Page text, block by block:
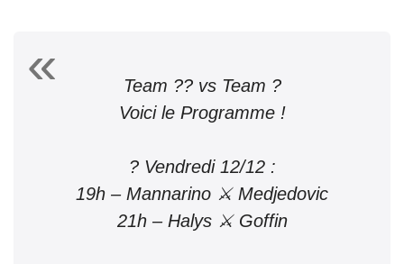
Team ?? vs Team ?
Voici le Programme !
? Vendredi 12/12 :
19h – Mannarino ⚔️ Medjedovic
21h – Halys ⚔️ Goffin